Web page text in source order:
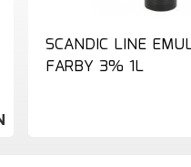
SCANDIC LINE
FARBY 3% 1L